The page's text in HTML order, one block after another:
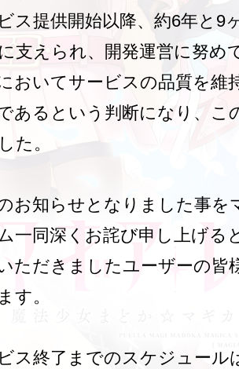
ス提供開始以降、約6年と9
支えられ、開発運営に努め
おいてサービスの品質を維
あるという判断になり、こ
た。
お知らせとなりました事を
一同深くお詫び申し上げる
ただきましたユーザーの皆
す。
ス終了までのスケジュール